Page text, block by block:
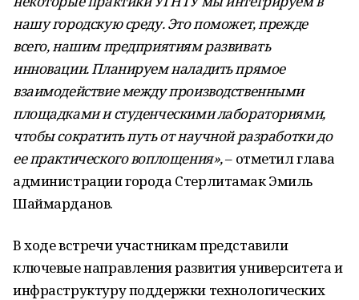
нашу городскую среду. Это поможет, прежде
всего, нашим предприятиям развивать
инновации. Планируем наладить прямое
взаимодействие между производственными
площадками и студенческими лабораториями,
чтобы сократить путь от научной разработки до
ее практического воплощения»,– отметил глава
администрации города Стерлитамак Эмиль
Шаймарданов.
В ходе встречи участникам представили
ключевые направления развития университета и
инфраструктуру поддержки технологических